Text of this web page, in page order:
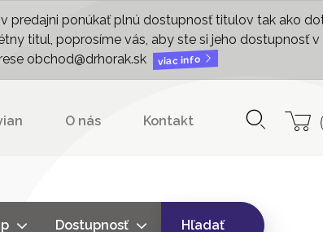
predajni ponúkať plnú dostupnosť titulov tak ako
titul, poprosíme vás, aby ste si jeho dostupnosť v
obchod@drhorak.sk
viac info
O nás Kontakt
Dostupnosť Hľadať